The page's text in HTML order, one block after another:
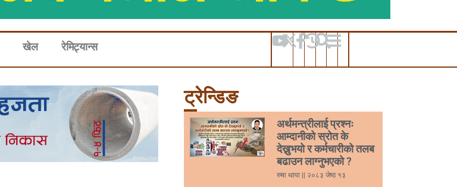
खेल रेमिट्यान्स
ट्रेन्डिङ
अर्थमन्त्रीलाई प्रश्नः
आम्दानीको स्रोत के
देख्नुभयो र कर्मचारीको तलब
बढाउन लाग्नुभएको ?
रुषा थापा २०८३ जेष्ठ १३